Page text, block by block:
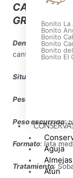
Bonito La
Bonito
Bonito
Bonito
Bonito
Bonito El
Aguja
Almejas
Atún
GRS
Denominación
cantábrico).
Situación de la
Peso neto
Peso escurrido:
Formato: lata
Tratamiento: